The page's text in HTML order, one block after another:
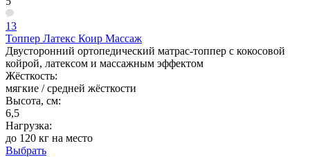
13
Топпер Латекс Коир Массаж
Двусторонний ортопедический матрас-топпер с кокосовой
койрой, латексом и массажным эффектом
Жёсткость:
мягкие / средней жёсткости
Высота, см:
6,5
Нагрузка:
до 120 кг на место
Выбрать